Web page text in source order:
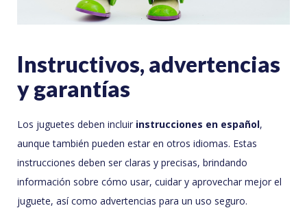
Instructivos, advertencias
y garantías
Los juguetes deben incluir instrucciones en español,
aunque también pueden estar en otros idiomas. Estas
instrucciones deben ser claras y precisas, brindando
información sobre cómo usar, cuidar y aprovechar mejor el
juguete, así como advertencias para un uso seguro.